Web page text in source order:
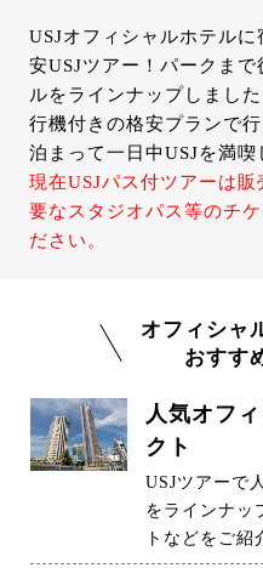
USJオフィシャルホテル
安USJツアー！パークま
ルをラインナップしまし
行機付きの格安プランで
泊まって一日中USJを満喫
現在USJパス付ツアーは
要なスタジオパス等のチ
ださい。
オフィシャ
おすす
人気オフ
クト
USJツアーで
をラインナッ
トなどをご紹